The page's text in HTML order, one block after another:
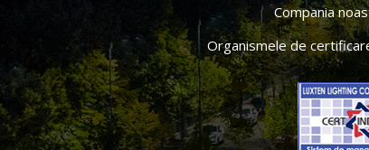
Compania
Organismele de